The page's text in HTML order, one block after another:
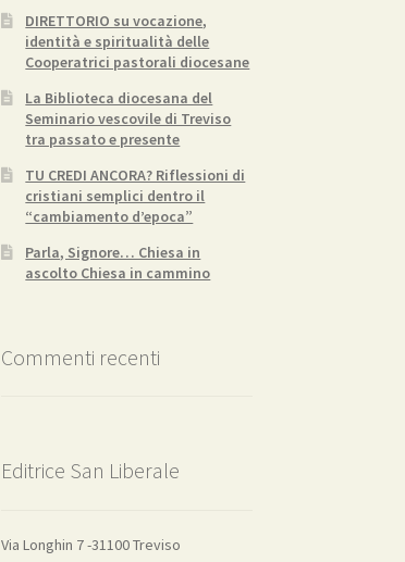
DIRETTORIO su vocazione,
identità e spiritualità delle
Cooperatrici pastorali diocesane
La Biblioteca diocesana del
Seminario vescovile di Treviso
tra passato e presente
TU CREDI ANCORA? Riflessioni di
cristiani semplici dentro il
“cambiamento d’epoca”
Parla, Signore… Chiesa in
ascolto Chiesa in cammino
Commenti recenti
Editrice San Liberale
Via Longhin 7 -31100 Treviso